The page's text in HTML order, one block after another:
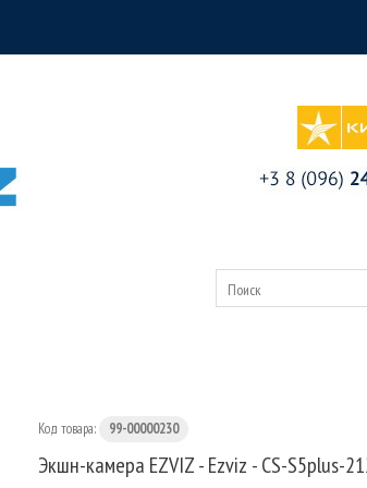
Код товара: 99-00000230
Экшн-камера EZVIZ - Ezviz - CS-S5plus-